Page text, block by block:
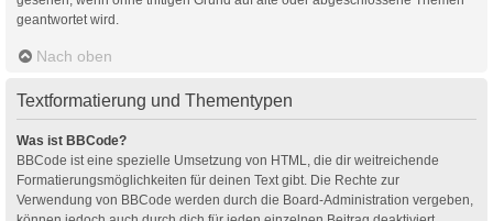
geantwortet wird.
Nach oben
Textformatierung und Thementypen
Was ist BBCode?
BBCode ist eine spezielle Umsetzung von HTML, die dir weitreichende
Formatierungsmöglichkeiten für deinen Text gibt. Die Rechte zur
Verwendung von BBCode werden durch die Board-Administration vergeben,